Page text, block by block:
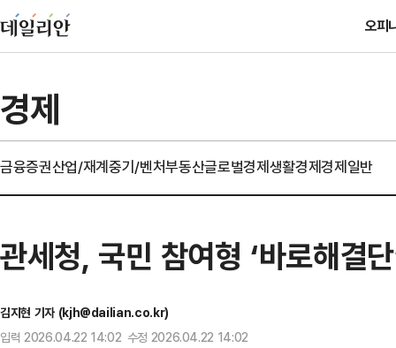
오피
경제
금융증권산업/재계중기/벤처부동산글로벌경제생활경제경제일반
관세청, 국민 참여형 ‘바로해결
김지현 기자 (kjh@dailian.co.kr)
입력 2026.04.22 14:02 수정 2026.04.22 14:02